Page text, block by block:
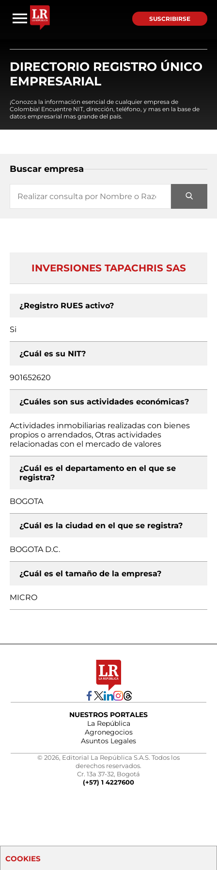
SUSCRIBIRSE
DIRECTORIO REGISTRO ÚNICO
EMPRESARIAL
¡Conozca la información esencial de cualquier empresa de
Colombia! Encuentre NIT, dirección, teléfono, y mas en la base de
datos empresarial mas grande del país.
Buscar empresa
INVERSIONES TAPACHRIS SAS
¿Registro RUES activo?
Si
¿Cuál es su NIT?
901652620
¿Cuáles son sus actividades económicas?
Actividades inmobiliarias realizadas con bienes
propios o arrendados, Otras actividades
relacionadas con el mercado de valores
¿Cuál es el departamento en el que se
registra?
BOGOTA
¿Cuál es la ciudad en el que se registra?
BOGOTA D.C.
¿Cuál es el tamaño de la empresa?
MICRO
NUESTROS PORTALES
La República
Agronegocios
Asuntos Legales
© 2026, Editorial La República S.A.S. Todos los
derechos reservados.
Cr. 13a 37-32, Bogotá
(+57) 1 4227600
COOKIES